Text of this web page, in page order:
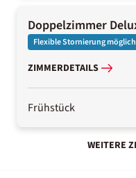
Doppelzimmer
Flexible Stornierung möglich
ZIMMERDETAILS
Frühstück
WEITERE